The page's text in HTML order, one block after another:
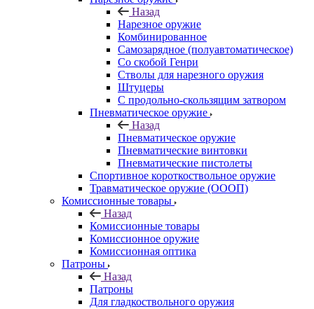
Назад
Нарезное оружие
Комбинированное
Самозарядное (полуавтоматическое)
Со скобой Генри
Стволы для нарезного оружия
Штуцеры
С продольно-скользящим затвором
Пневматическое оружие
Назад
Пневматическое оружие
Пневматические винтовки
Пневматические пистолеты
Спортивное короткоствольное оружие
Травматическое оружие (ОООП)
Комиссионные товары
Назад
Комиссионные товары
Комиссионное оружие
Комиссионная оптика
Патроны
Назад
Патроны
Для гладкоствольного оружия